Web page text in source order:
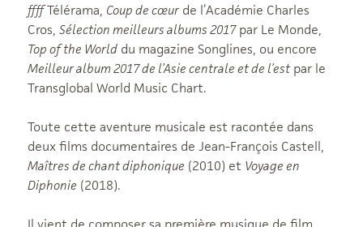
ffffTélérama, Coup de cœur de l’Académie Charles
Cros,Sélection meilleurs albums 2017par Le Monde,
Top of the World du magazine Songlines, ou encore
Meilleur album 2017 de l’Asie centrale et de l’estpar le
Transglobal World Music Chart.
Toute cette aventure musicale est racontée dans
deux films documentaires de Jean-François Castell,
Maîtres de chant diphonique (2010) et Voyage en
Diphonie (2018).